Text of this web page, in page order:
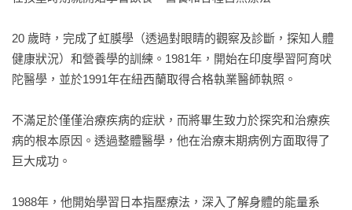
20 歲時，完成了虹膜學（透過對眼睛的觀察及診斷，探知人體
健康狀況）和營養學的訓練。1981年，開始在印度學習阿育吠
陀醫學，並於1991年在紐西蘭取得合格執業醫師執照。
不滿足於僅僅治療疾病的症狀，而將畢生致力於探究和治療疾
病的根本原因。透過整體醫學，他在治療末期病例方面取得了
巨大成功。
1988年，他開始學習日本指壓療法，深入了解身體的能量系